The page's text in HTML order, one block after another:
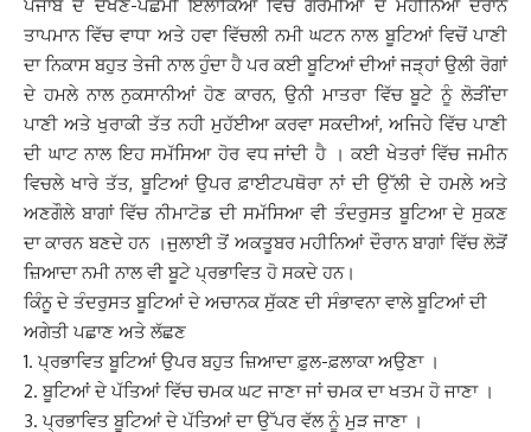
ਪੰਜਾਬ ਦੇ ਦੱਖਣ-ਪੱਛਮੀ ਇਲਾਕਿਆਂ ਵਿੱਚ ਗਰਮੀਆਂ ਦੇ ਮਹੀਨਿਆਂ ਦੌਰਾਨ
ਤਾਪਮਾਨ ਵਿੱਚ ਵਾਧਾ ਅਤੇ ਹਵਾ ਵਿੱਚਲੀ ਨਮੀ ਘਟਨ ਨਾਲ ਬੂਟਿਆਂ ਵਿਚੋਂ ਪਾਣੀ
ਦਾ ਨਿਕਾਸ ਬਹੁਤ ਤੇਜੀ ਨਾਲ ਹੁੰਦਾ ਹੈ ਪਰ ਕਈ ਬੂਟਿਆਂ ਦੀਆਂ ਜੜ੍ਹਾਂ ਉਲੀ ਰੋਗਾਂ
ਦੇ ਹਮਲੇ ਨਾਲ ਨੁਕਸਾਨੀਆਂ ਹੋਣ ਕਾਰਨ, ਉਨੀ ਮਾਤਰਾ ਵਿੱਚ ਬੂਟੇ ਨੂੰ ਲੋੜੀਂਦਾ
ਪਾਣੀ ਅਤੇ ਖੁਰਾਕੀ ਤੱਤ ਨਹੀ ਮੁਹੱਈਆ ਕਰਵਾ ਸਕਦੀਆਂ, ਅਜਿਹੇ ਵਿੱਚ ਪਾਣੀ
ਦੀ ਘਾਟ ਨਾਲ ਇਹ ਸਮੱਸਿਆ ਹੋਰ ਵਧ ਜਾਂਦੀ ਹੈ । ਕਈ ਖੇਤਰਾਂ ਵਿੱਚ ਜਮੀਨ
ਵਿਚਲੇ ਖਾਰੇ ਤੱਤ, ਬੂਟਿਆਂ ਉਪਰ ਫ਼ਾਈਟਪਥੋਰਾ ਨਾਂ ਦੀ ਉੱਲੀ ਦੇ ਹਮਲੇ ਅਤੇ
ਅਣਗੌਲੇ ਬਾਗਾਂ ਵਿੱਚ ਨੀਮਾਟੋਡ ਦੀ ਸਮੱਸਿਆ ਵੀ ਤੰਦਰੁਸਤ ਬੂਟਿਆ ਦੇ ਸੁਕਣ
ਦਾ ਕਾਰਨ ਬਣਦੇ ਹਨ ।ਜੁਲਾਈ ਤੋਂ ਅਕਤੂਬਰ ਮਹੀਨਿਆਂ ਦੌਰਾਨ ਬਾਗਾਂ ਵਿੱਚ ਲੋੜੋਂ
ਜ਼ਿਆਦਾ ਨਮੀ ਨਾਲ ਵੀ ਬੂਟੇ ਪ੍ਰਭਾਵਿਤ ਹੋ ਸਕਦੇ ਹਨ।
ਕਿੰਨੂ ਦੇ ਤੰਦਰੁਸਤ ਬੂਟਿਆਂ ਦੇ ਅਚਾਨਕ ਸੁੱਕਣ ਦੀ ਸੰਭਾਵਨਾ ਵਾਲੇ ਬੂਟਿਆਂ ਦੀ
ਅਗੇਤੀ ਪਛਾਣ ਅਤੇ ਲੱਛਣ
1. ਪ੍ਰਭਾਵਿਤ ਬੂਟਿਆਂ ਉਪਰ ਬਹੁਤ ਜ਼ਿਆਦਾ ਫ਼ੁਲ-ਫ਼ਲਾਕਾ ਅਉਣਾ ।
2. ਬੂਟਿਆਂ ਦੇ ਪੱਤਿਆਂ ਵਿੱਚ ਚਮਕ ਘਟ ਜਾਣਾ ਜਾਂ ਚਮਕ ਦਾ ਖਤਮ ਹੋ ਜਾਣਾ ।
3. ਪ੍ਰਭਾਵਿਤ ਬੂਟਿਆਂ ਦੇ ਪੱਤਿਆਂ ਦਾ ਉੱਪਰ ਵੱਲ ਨੂੰ ਮੁੜ ਜਾਣਾ ।